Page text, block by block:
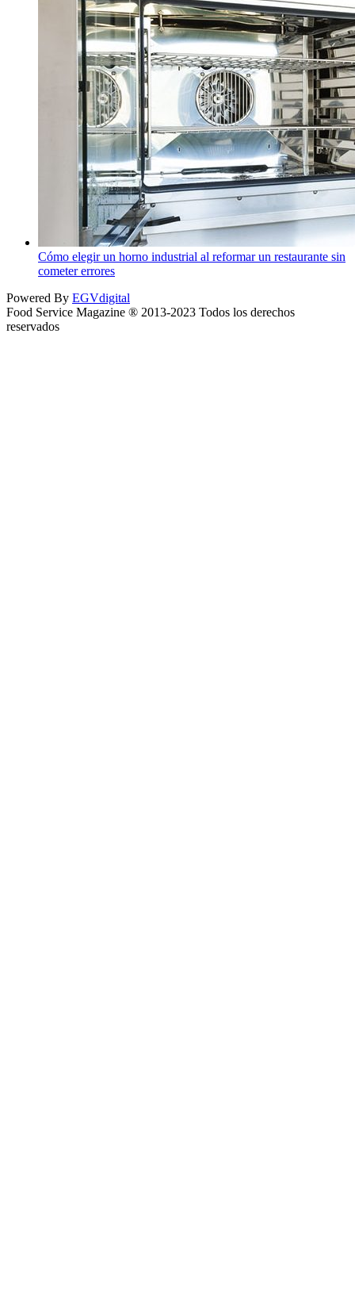
Cómo elegir un horno industrial al reformar un restaurante sin
cometer errores
Powered By EGVdigital
Food Service Magazine ® 2013-2023 Todos los derechos
reservados